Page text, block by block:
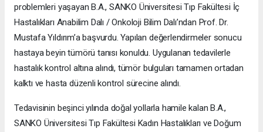
problemleri yaşayan B.A., SANKO Üniversitesi Tıp Fakültesi İç
Hastalıkları Anabilim Dalı / Onkoloji Bilim Dalı’ndan Prof. Dr.
Mustafa Yıldırım’a başvurdu. Yapılan değerlendirmeler sonucu
hastaya beyin tümörü tanısı konuldu. Uygulanan tedavilerle
hastalık kontrol altına alındı, tümör bulguları tamamen ortadan
kalktı ve hasta düzenli kontrol sürecine alındı.
Tedavisinin beşinci yılında doğal yollarla hamile kalan B.A.,
SANKO Üniversitesi Tıp Fakültesi Kadın Hastalıkları ve Doğum